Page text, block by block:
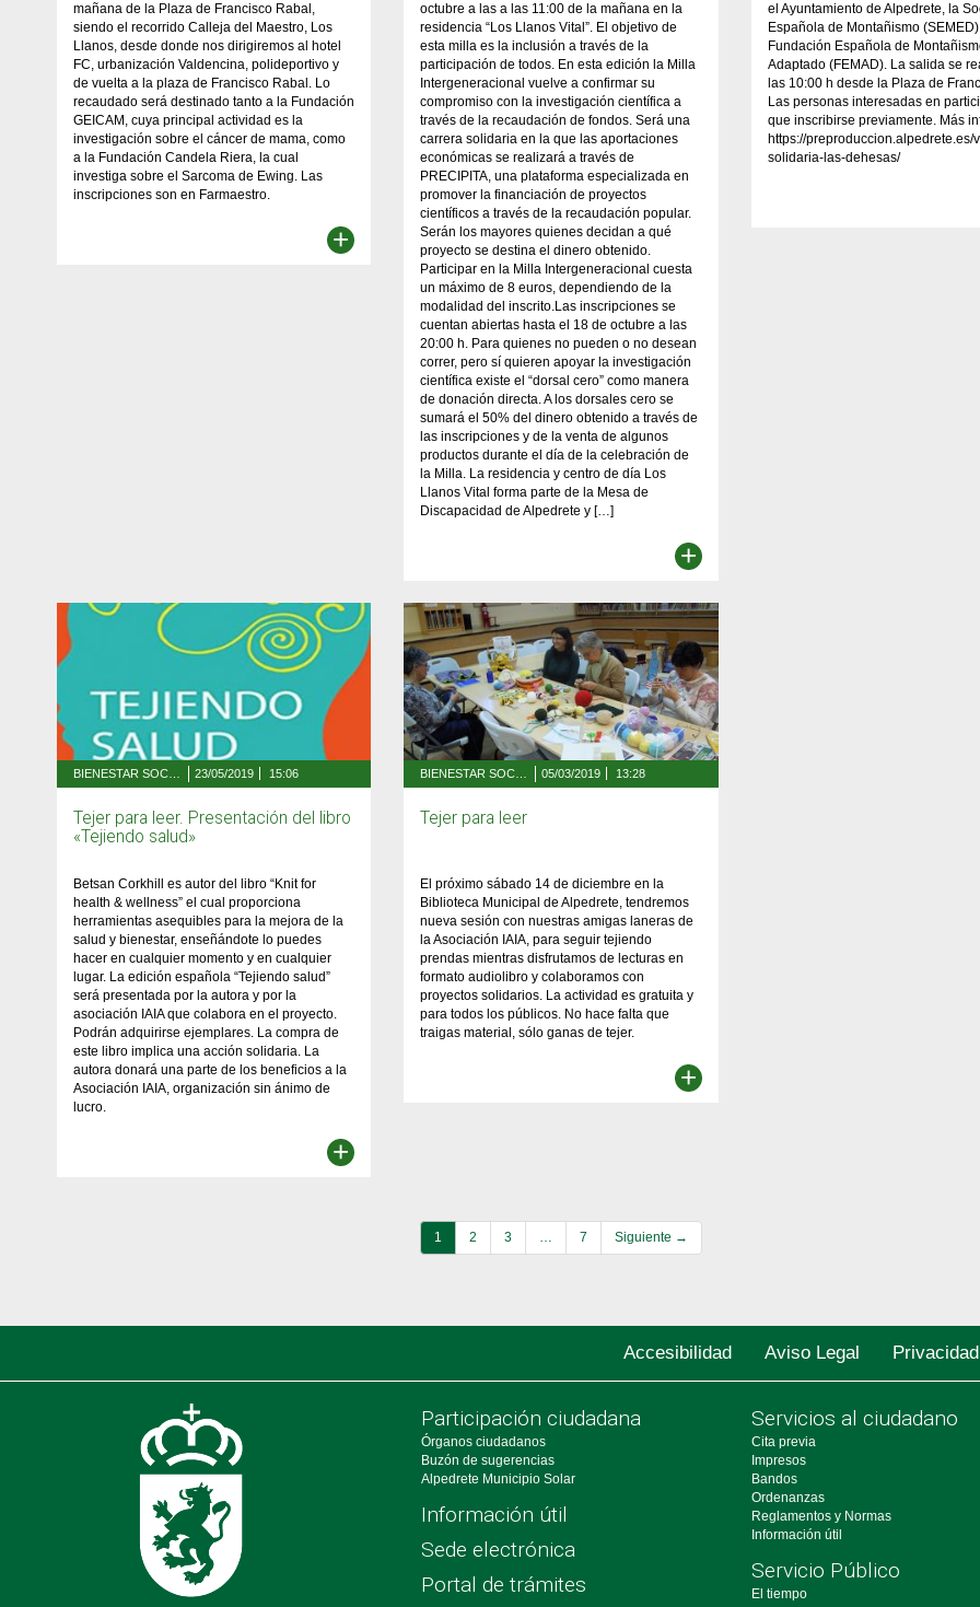
mañana de la Plaza de Francisco Rabal,
siendo el recorrido Calleja del Maestro, Los
Llanos, desde donde nos dirigiremos al hotel
FC, urbanización Valdencina, polideportivo y
de vuelta a la plaza de Francisco Rabal. Lo
recaudado será destinado tanto a la Fundación
GEICAM, cuya principal actividad es la
investigación sobre el cáncer de mama, como
a la Fundación Candela Riera, la cual
investiga sobre el Sarcoma de Ewing. Las
inscripciones son en Farmaestro.
+
octubre a las a las 11:00 de la mañana en la
residencia “Los Llanos Vital”. El objetivo de
esta milla es la inclusión a través de la
participación de todos. En esta edición la Milla
Intergeneracional vuelve a confirmar su
compromiso con la investigación científica a
través de la recaudación de fondos. Será una
carrera solidaria en la que las aportaciones
económicas se realizará a través de
PRECIPITA, una plataforma especializada en
promover la financiación de proyectos
científicos a través de la recaudación popular.
Serán los mayores quienes decidan a qué
proyecto se destina el dinero obtenido.
Participar en la Milla Intergeneracional cuesta
un máximo de 8 euros, dependiendo de la
modalidad del inscrito.Las inscripciones se
cuentan abiertas hasta el 18 de octubre a las
20:00 h. Para quienes no pueden o no desean
correr, pero sí quieren apoyar la investigación
científica existe el “dorsal cero” como manera
de donación directa. A los dorsales cero se
sumará el 50% del dinero obtenido a través de
las inscripciones y de la venta de algunos
productos durante el día de la celebración de
la Milla. La residencia y centro de día Los
Llanos Vital forma parte de la Mesa de
Discapacidad de Alpedrete y […]
+
el Ayuntamiento de Alpedrete, la
Española de Montañismo
Fundación Española de
Adaptado (FEMAD). La salida se
las 10:00 h desde la Plaza de
Las personas interesadas en
que inscribirse previamente. Más
https://preproduccion.alpedrete.es/
solidaria-las-dehesas/
23/05/2019 15:06
Tejer para leer. Presentación del libro
«Tejiendo salud»
Betsan Corkhill es autor del libro “Knit for
health & wellness” el cual proporciona
herramientas asequibles para la mejora de la
salud y bienestar, enseñándote lo puedes
hacer en cualquier momento y en cualquier
lugar. La edición española “Tejiendo salud”
será presentada por la autora y por la
asociación IAIA que colabora en el proyecto.
Podrán adquirirse ejemplares. La compra de
este libro implica una acción solidaria. La
autora donará una parte de los beneficios a la
Asociación IAIA, organización sin ánimo de
lucro.
+
05/03/2019 13:28
Tejer para leer
El próximo sábado 14 de diciembre en la
Biblioteca Municipal de Alpedrete, tendremos
nueva sesión con nuestras amigas laneras de
la Asociación IAIA, para seguir tejiendo
prendas mientras disfrutamos de lecturas en
formato audiolibro y colaboramos con
proyectos solidarios. La actividad es gratuita y
para todos los públicos. No hace falta que
traigas material, sólo ganas de tejer.
+
1 2 3 … 7 Siguiente →
Accesibilidad Aviso Legal Privacidad
Participación ciudadana
Órganos ciudadanos
Buzón de sugerencias
Alpedrete Municipio Solar
Información útil
Sede electrónica
Portal de trámites
Servicios al ciudadano
Cita previa
Impresos
Bandos
Ordenanzas
Reglamentos y Normas
Información útil
Servicio Público
El tiempo